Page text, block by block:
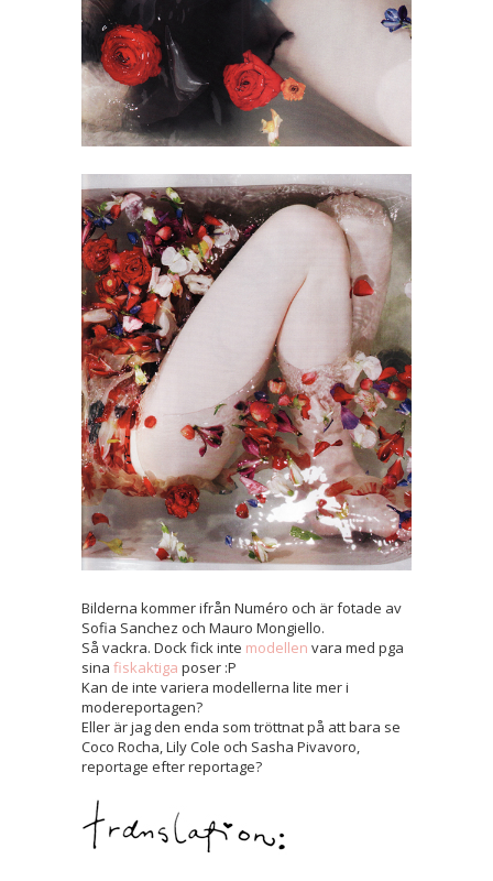
Bilderna kommer ifrån Numéro och är fotade av
Sofia Sanchez och Mauro Mongiello.
Så vackra. Dock fick inte modellen vara med pga
sina fiskaktiga poser :P
Kan de inte variera modellerna lite mer i
modereportagen?
Eller är jag den enda som tröttnat på att bara se
Coco Rocha, Lily Cole och Sasha Pivavoro,
reportage efter reportage?